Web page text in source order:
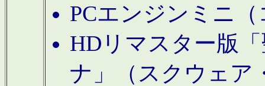
PCエンジンミニ
HDリマスター版
ナ」（スクウェア